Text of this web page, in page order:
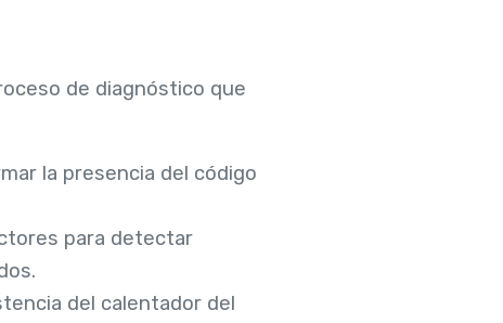
de diagnóstico que
la presencia del código
para detectar
del calentador del